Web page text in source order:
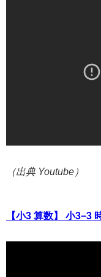
（出典 Youtube）
【小3 算数】 小3−3